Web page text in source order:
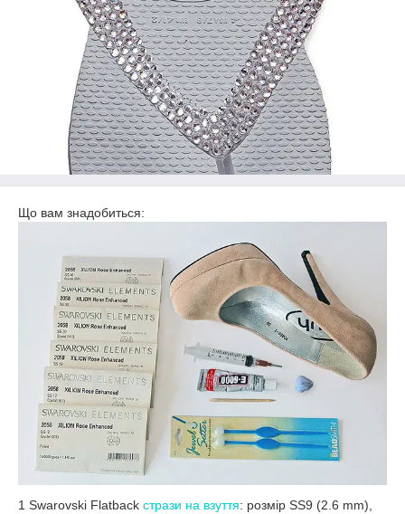
Що вам знадобиться:
1 Swarovski Flatback стрази на взуття: розмір SS9 (2.6 mm),